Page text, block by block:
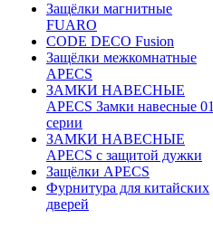
Защёлки магнитные
FUARO
CODE DECO Fusion
Защёлки межкомнатные
APECS
ЗАМКИ НАВЕСНЫЕ
APECS Замки навесные 01
серии
ЗАМКИ НАВЕСНЫЕ
APECS с защитой дужки
Защёлки APECS
Фурнитура для китайских
дверей